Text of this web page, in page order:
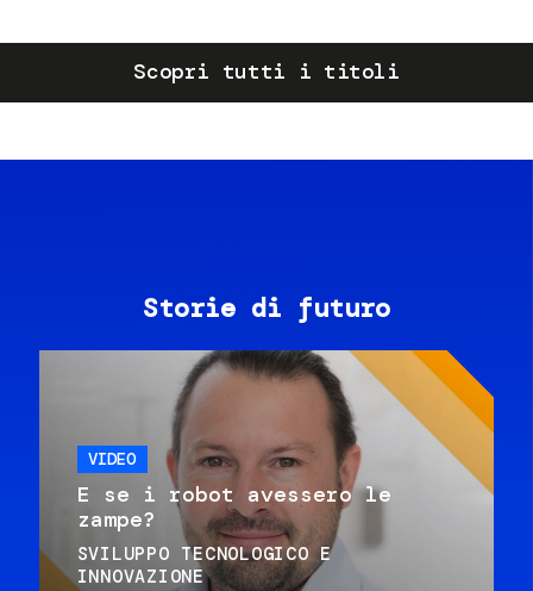
Scopri tutti i titoli
Storie di futuro
VIDEO
E se i robot avessero le
zampe?
SVILUPPO TECNOLOGICO E
INNOVAZIONE